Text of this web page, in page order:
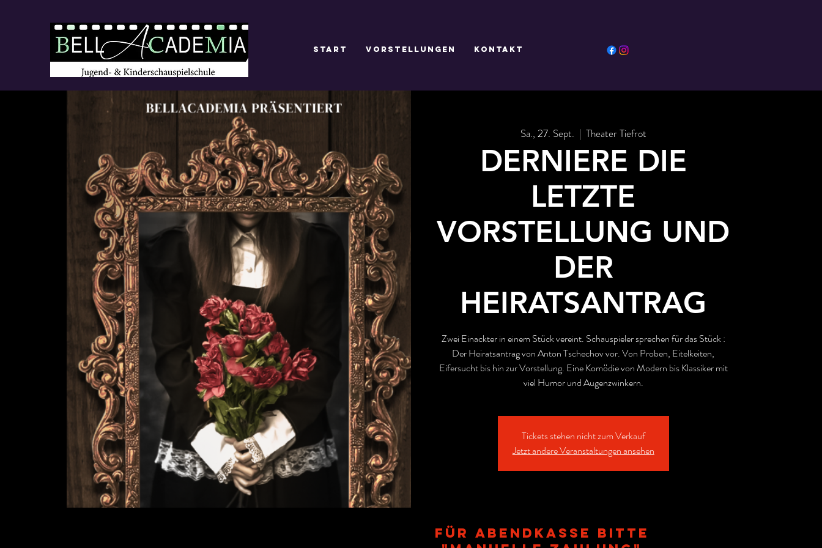
Start Vorstellungen Kontakt
Sa., 27. Sept.
  |
Theater Tiefrot
DERNIERE DIE
LETZTE
VORSTELLUNG UND
DER
HEIRATSANTRAG
Zwei Einackter in einem Stück vereint. Schauspieler sprechen für das Stück :
Der Heiratsantrag von Anton Tschechov vor. Von Proben, Eitelkeiten,
Eifersucht bis hin zur Vorstellung. Eine Komödie von Modern bis Klassiker mit
viel Humor und Augenzwinkern.
Tickets stehen nicht zum Verkauf
Jetzt andere Veranstaltungen ansehen
Für ABENdkasse bitte